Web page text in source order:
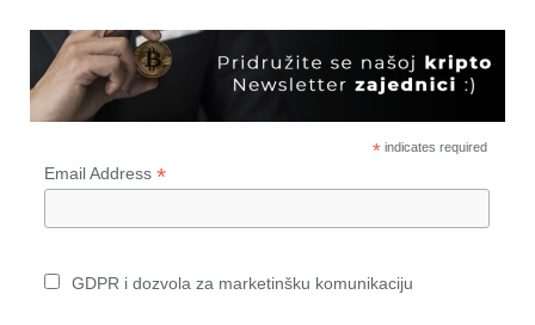
*indicates required
Email Address *
GDPR i dozvola za marketinšku komunikaciju